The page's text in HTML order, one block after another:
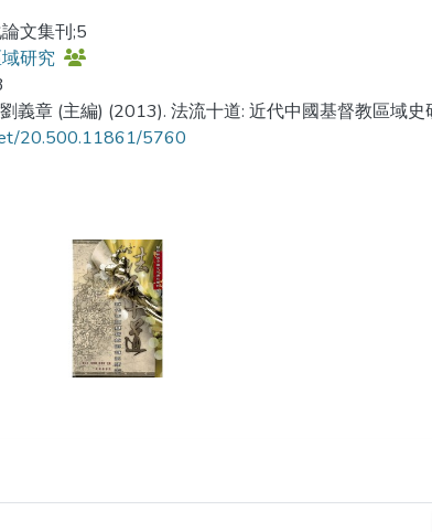
文集刊;5
研究
義章 (主編) (2013). 法流十道: 近代中國基督教區域
20.500.11861/5760